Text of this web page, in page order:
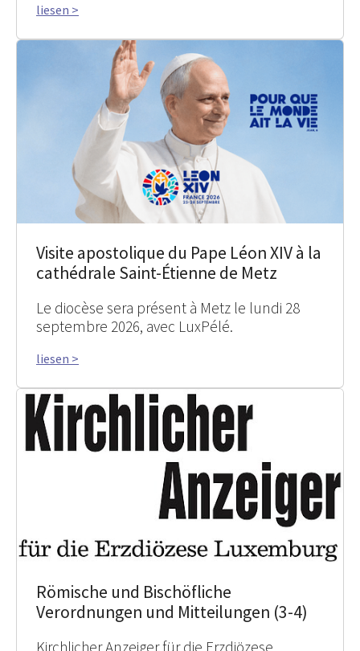
liesen >
Visite apostolique du Pape Léon XIV à la
cathédrale Saint-Étienne de Metz
Le diocèse sera présent à Metz le lundi 28
septembre 2026, avec LuxPélé.
liesen >
Römische und Bischöfliche
Verordnungen und Mitteilungen (3-4)
Kirchlicher Anzeiger für die Erzdiözese